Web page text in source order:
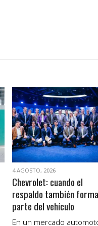
VER NOTA
4 AGOSTO, 2026
Chevrolet: cuando el
respaldo también forma
parte del vehículo
En un mercado